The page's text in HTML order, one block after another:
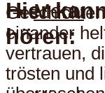
Menu
Hier
hören:
einander
vertrauen,
trösten und